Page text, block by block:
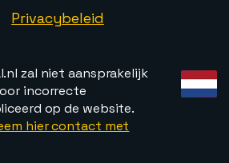
Privacybeleid
zal niet aansprakelijk
incorrecte
op de website.
hier contact met